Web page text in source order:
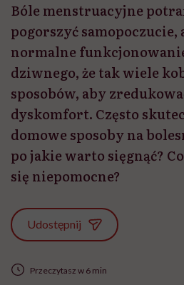
Bóle menstruacyjne
pogorszyć samopoczucie,
normalne
dziwnego, że tak wiele
sposobów, aby
dyskomfort. Często
domowe sposoby na
po jakie warto sięgnąć?
się niepomocne?
Udostępnij
Przeczytasz w 6 min